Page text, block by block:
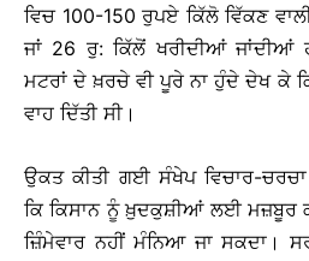
ਵਿਚ 100-150 ਰੁਪਏ ਕਿੱਲੋ ਵਿੱਕਣ
ਜਾਂ 26 ਰੁ: ਕਿੱਲੋਂ ਖਰੀਦੀਆਂ
ਮਟਰਾਂ ਦੇ ਖ਼ਰਚੇ ਵੀ ਪੂਰੇ ਨਾ ਹੁੰਦੇ ਦੇਖ ਕੇ
ਵਾਹ ਦਿੱਤੀ ਸੀ।
ਉਕਤ ਕੀਤੀ ਗਈ ਸੰਖੇਪ ਵਿਚਾਰ-
ਕਿ ਕਿਸਾਨ ਨੂੰ ਖ਼ੁਦਕੁਸ਼ੀਆਂ ਲਈ ਮਜ਼ਬੂਰ
ਜ਼ਿੰਮੇਵਾਰ ਨਹੀਂ ਮੰਨਿਆ ਜਾ ਸਕਦਾ।